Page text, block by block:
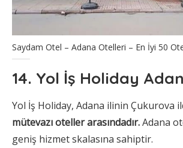
Saydam Otel – Adana Otelleri – En İyi 50
14. Yol İş Holiday
Yol İş Holiday, Adana ilinin Çukurova
mütevazı oteller arasındadır.Adana
geniş hizmet skalasına sahiptir.